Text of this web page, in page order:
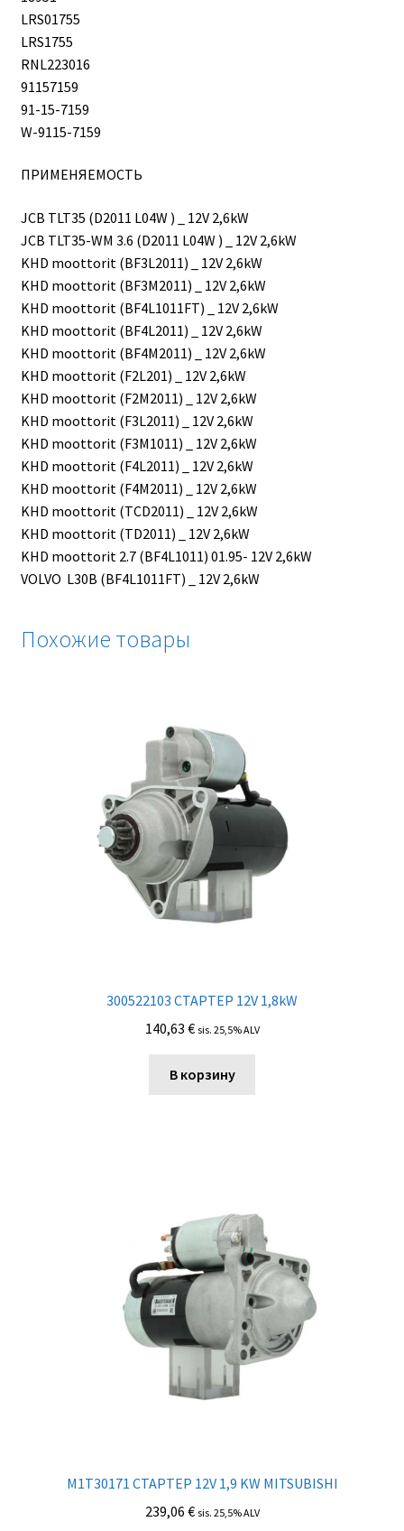
LRS01755
LRS1755
RNL223016
91157159
91-15-7159
W-9115-7159
ПРИМЕНЯЕМОСТЬ
JCB TLT35 (D2011 L04W ) _ 12V 2,6kW
JCB TLT35-WM 3.6 (D2011 L04W ) _ 12V 2,6kW
KHD moottorit (BF3L2011) _ 12V 2,6kW
KHD moottorit (BF3M2011) _ 12V 2,6kW
KHD moottorit (BF4L1011FT) _ 12V 2,6kW
KHD moottorit (BF4L2011) _ 12V 2,6kW
KHD moottorit (BF4M2011) _ 12V 2,6kW
KHD moottorit (F2L201) _ 12V 2,6kW
KHD moottorit (F2M2011) _ 12V 2,6kW
KHD moottorit (F3L2011) _ 12V 2,6kW
KHD moottorit (F3M1011) _ 12V 2,6kW
KHD moottorit (F4L2011) _ 12V 2,6kW
KHD moottorit (F4M2011) _ 12V 2,6kW
KHD moottorit (TCD2011) _ 12V 2,6kW
KHD moottorit (TD2011) _ 12V 2,6kW
KHD moottorit 2.7 (BF4L1011) 01.95- 12V 2,6kW
VOLVO L30B (BF4L1011FT) _ 12V 2,6kW
Похожие товары
300522103 СТАРТЕР 12V 1,8kW
140,63 € sis. 25,5% ALV
В корзину
M1T30171 СТАРТЕР 12V 1,9 KW MITSUBISHI
239,06 € sis. 25,5% ALV